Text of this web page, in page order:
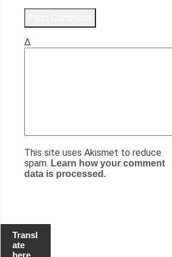
Δ
This site uses Akismet to reduce
spam. Learn how your comment
data is processed.
Transl
ate